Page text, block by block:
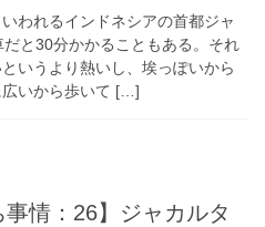
われるインドネシアの首都ジャ
と30分かかることもある。それ
いうより熱いし、埃っぽいから
広いから歩いて […]
事情：26】ジャカルタ